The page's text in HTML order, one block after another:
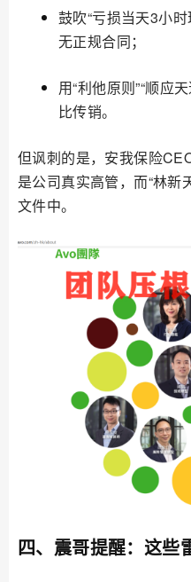
鼓吹“亏损当天3小
无正规合同；
用“利他原则”“顺应
比传销。
但讽刺的是，安我保险
是公司真实高管，而“林新
文件中。
四、震哥提醒：这些